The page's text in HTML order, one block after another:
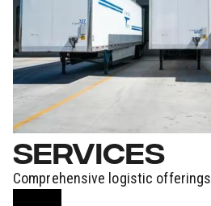
SERVICES
Comprehensive logistic offerings